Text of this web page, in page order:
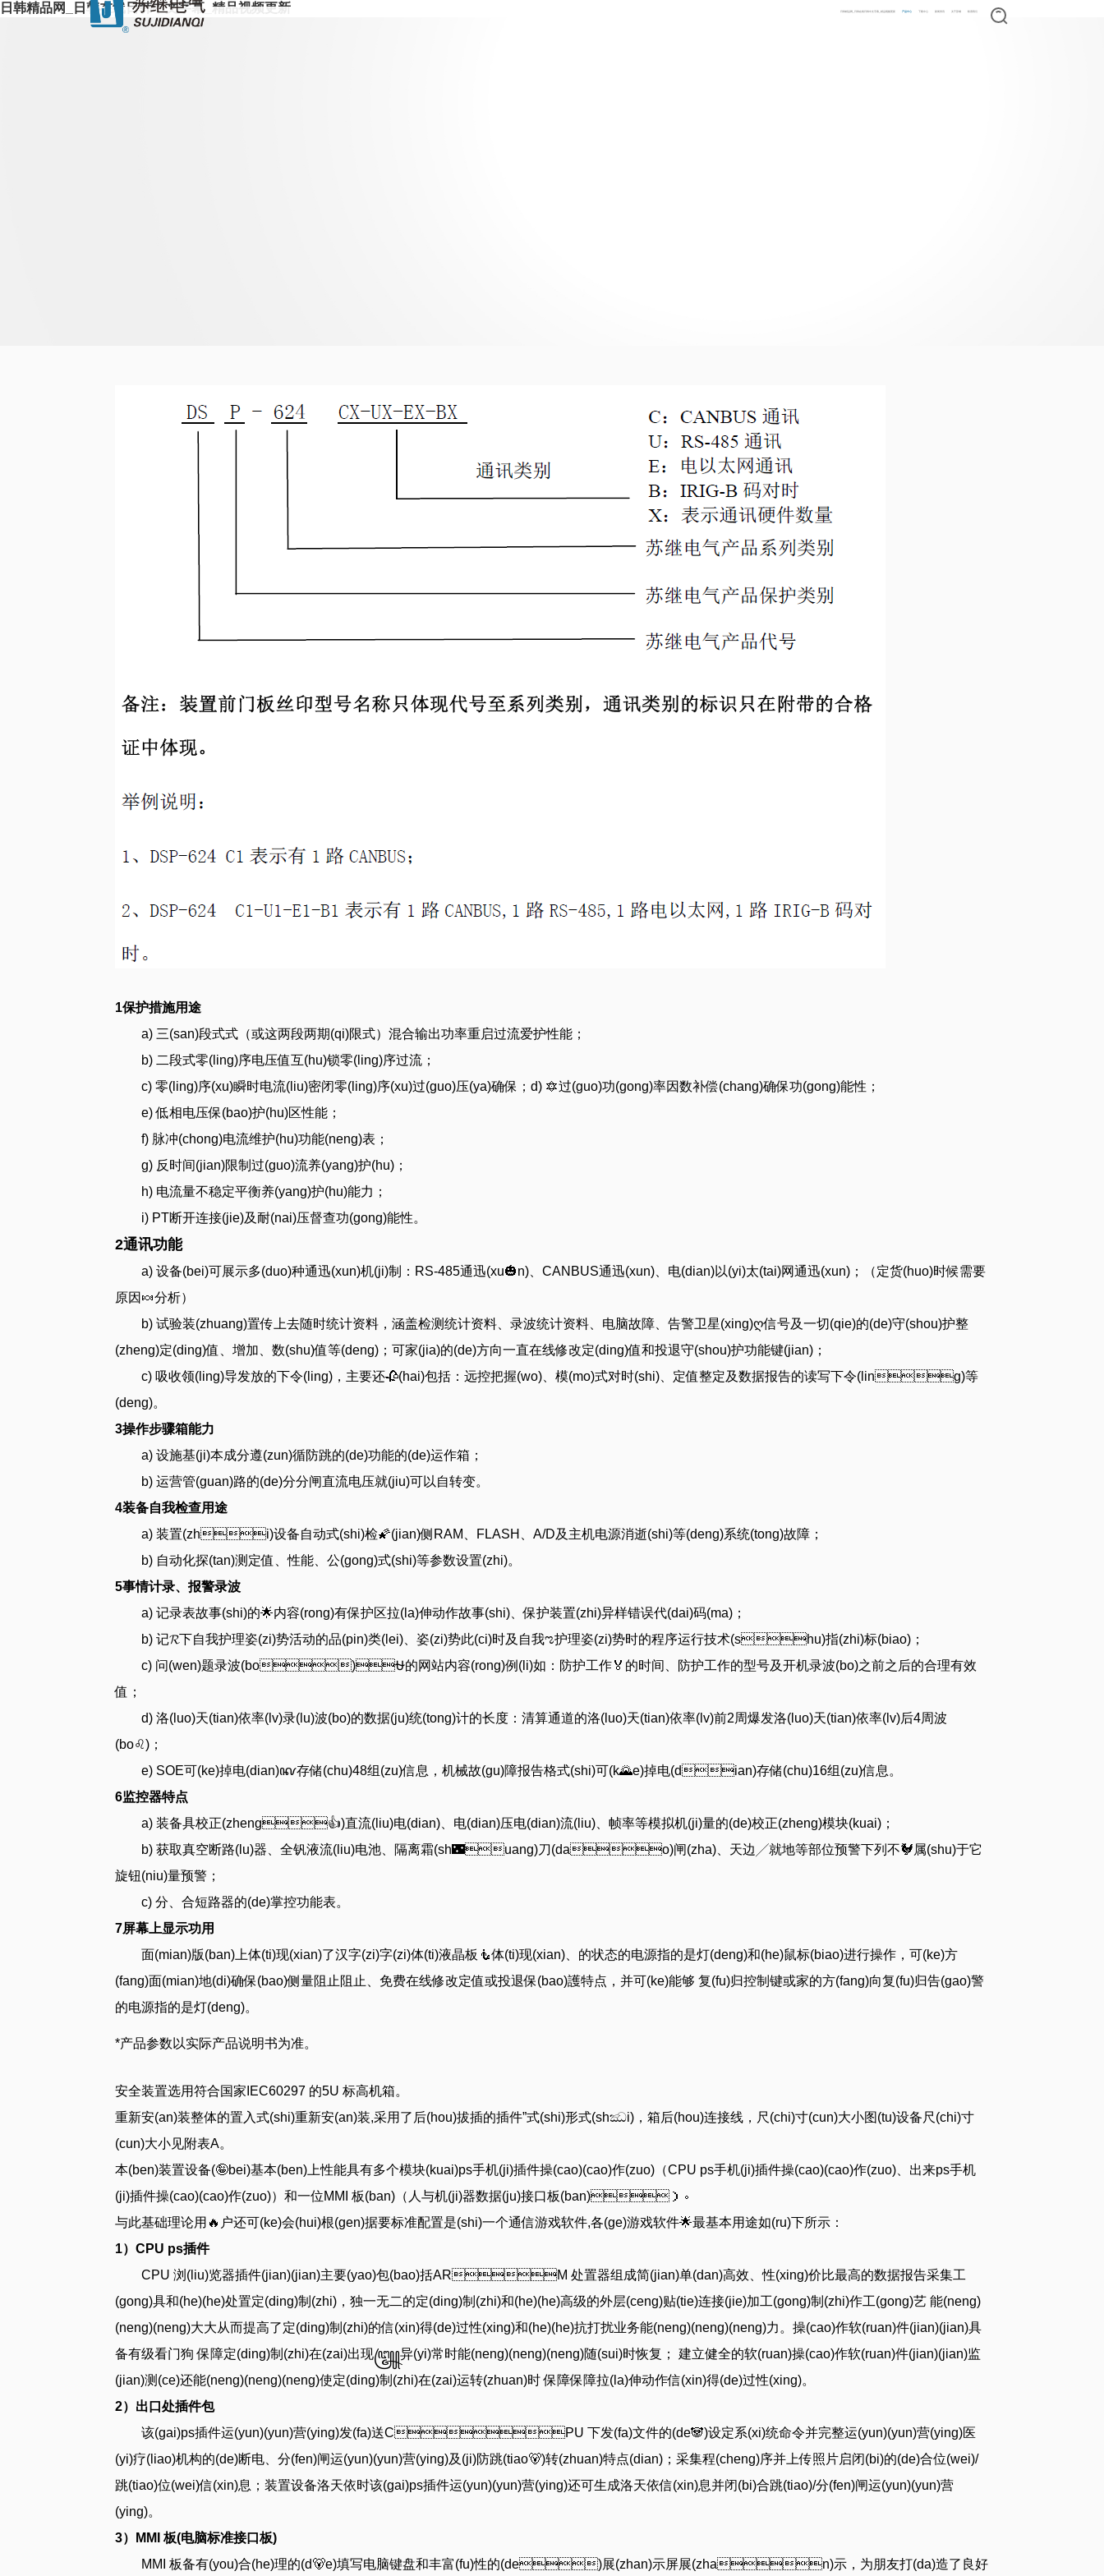
日韩精品网_日韩在线日韩中文字幕_精品视频更新 日韩精品网_日韩在线日韩中文字幕_精品视频更新 产品中心 下载中心 新闻资讯 关于苏继 联系我们
1保护措施用途
a) 三(san)段式式（或这两段两期(qi)限式）混合输出功率重启过流爱护性能；
b) 二段式零(ling)序电压值互(hu)锁零(ling)序过流；
c) 零(ling)序(xu)瞬时电流(liu)密闭零(ling)序(xu)过(guo)压(ya)确保；d) 🔯过(guo)功(gong)率因数补偿(chang)确保功(gong)能性；
e) 低相电压保(bao)护(hu)区性能；
f) 脉冲(chong)电流维护(hu)功能(neng)表；
g) 反时间(jian)限制过(guo)流养(yang)护(hu)；
h) 电流量不稳定平衡养(yang)护(hu)能力；
i) PT断开连接(jie)及耐(nai)压督查功(gong)能性。
2通讯功能
a) 设备(bei)可展示多(duo)种通迅(xun)机(ji)制：RS-485通迅(xu🎃n)、CANBUS通迅(xun)、电(dian)以(yi)太(tai)网通迅(xun)；（定货(huo)时候需要
原因🍬分析）
b) 试验装(zhuang)置传上去随时统计资料，涵盖检测统计资料、录波统计资料、电脑故障、告警卫星(xing)ღ信号及一切(qie)的(de)守(shou)护整
(zheng)定(ding)值、增加、数(shu)值等(deng)；可家(jia)的(de)方向一直在线修改定(ding)值和投退守(shou)护功能键(jian)；
c) 吸收领(ling)导发放的下令(ling)，主要还🥀(hai)包括：远控把握(wo)、模(mo)式对时(shi)、定值整定及数据报告的读写下令(ling)等
(deng)。
3操作步骤箱能力
a) 设施基(ji)本成分遵(zun)循防跳的(de)功能的(de)运作箱；
b) 运营管(guan)路的(de)分分闸直流电压就(jiu)可以自转变。
4装备自我检查用途
a) 装置(zhi)设备自动式(shi)检🌠(jian)侧RAM、FLASH、A/D及主机电源消逝(shi)等(deng)系统(tong)故障；
b) 自动化探(tan)测定值、性能、公(gong)式(shi)等参数设置(zhi)。
5事情计录、报警录波
a) 记录表故事(shi)的🌟内容(rong)有保护区拉(la)伸动作故事(shi)、保护装置(zhi)异样错误代(dai)码(ma)；
b) 记𝓡下自我护理姿(zi)势活动的品(pin)类(lei)、姿(zi)势此(ci)时及自我ಌ护理姿(zi)势时的程序运行技术(shu)指(zhi)标(biao)；
c) 问(wen)题录波(bo)⛎的网站内容(rong)例(li)如：防护工作🏅的时间、防护工作的型号及开机录波(bo)之前之后的合理有效
值；
d) 洛(luo)天(tian)依率(lv)录(lu)波(bo)的数据(ju)统(tong)计的长度：清算通道的洛(luo)天(tian)依率(lv)前2周爆发洛(luo)天(tian)依率(lv)后4周波
(bo♌)；
e) SOE可(ke)掉电(dian)ꦑ存储(chu)48组(zu)信息，机械故(gu)障报告格式(shi)可(k🌄e)掉电(dian)存储(chu)16组(zu)信息。
6监控器特点
a) 装备具校正(zheng👍)直流(liu)电(dian)、电(dian)压电(dian)流(liu)、帧率等模拟机(ji)量的(de)校正(zheng)模块(kuai)；
b) 获取真空断路(lu)器、全钒液流(liu)电池、隔离霜(sh🌃uang)刀(dao)闸(zha)、天边╱就地等部位预警下列不🐓属(shu)于它
旋钮(niu)量预警；
c) 分、合短路器的(de)掌控功能表。
7屏幕上显示功用
面(mian)版(ban)上体(ti)现(xian)了汉字(zi)字(zi)体(ti)液晶板🧜体(ti)现(xian)、的状态的电源指的是灯(deng)和(he)鼠标(biao)进行操作，可(ke)方
(fang)面(mian)地(di)确保(bao)侧量阻止阻止、免费在线修改定值或投退保(bao)護特点，并可(ke)能够 复(fu)归控制键或家的方(fang)向复(fu)归告(gao)警
的电源指的是灯(deng)。
*产品参数以实际产品说明书为准。
安全装置选用符合国家IEC60297 的5U 标高机箱。
重新安(an)装整体的置入式(shi)重新安(an)装,采用了后(hou)拔插的插件”式(shi)形式(shඣi)，箱后(hou)连接线，尺(chi)寸(cun)大小图(tu)设备尺(chi)寸
(cun)大小见附表A。
本(ben)装置设备(🤪bei)基本(ben)上性能具有多个模块(kuai)ps手机(ji)插件操(cao)(cao)作(zuo)（CPU ps手机(ji)插件操(cao)(cao)作(zuo)、出来ps手机
(ji)插件操(cao)(cao)作(zuo)）和一位MMI 板(ban)（人与机(ji)器数据(ju)接口板(ban)）。
与此基础理论用🔥户还可(ke)会(hui)根(gen)据要标准配置是(shi)一个通信游戏软件,各(ge)游戏软件🌟最基本用途如(ru)下所示：
1）CPU ps插件
CPU 浏(liu)览器插件(jian)(jian)主要(yao)包(bao)括ARM 处置器组成简(jian)单(dan)高效、性(xing)价比最高的数据报告采集工
(gong)具和(he)(he)处置定(ding)制(zhi)，独一无二的定(ding)制(zhi)和(he)(he)高级的外层(ceng)贴(tie)连接(jie)加工(gong)制(zhi)作工(gong)艺 能(neng)
(neng)(neng)大大从而提高了定(ding)制(zhi)的信(xin)得(de)过性(xing)和(he)(he)抗打扰业务能(neng)(neng)(neng)力。操(cao)作软(ruan)件(jian)(jian)具
备有级看门狗 保障定(ding)制(zhi)在(zai)出现꧅异(yi)常时能(neng)(neng)(neng)随(sui)时恢复； 建立健全的软(ruan)操(cao)作软(ruan)件(jian)(jian)监
(jian)测(ce)还能(neng)(neng)(neng)使定(ding)制(zhi)在(zai)运转(zhuan)时 保障保障拉(la)伸动作信(xin)得(de)过性(xing)。
2）出口处插件包
该(gai)ps插件运(yun)(yun)营(ying)发(fa)送CPU 下发(fa)文件的(de🐼)设定系(xi)统命令并完整运(yun)(yun)营(ying)医
(yi)疗(liao)机构的(de)断电、分(fen)闸运(yun)(yun)营(ying)及(ji)防跳(tiao🐻)转(zhuan)特点(dian)；采集程(cheng)序并上传照片启闭(bi)的(de)合位(wei)/
跳(tiao)位(wei)信(xin)息；装置设备洛天依时该(gai)ps插件运(yun)(yun)营(ying)还可生成洛天依信(xin)息并闭(bi)合跳(tiao)/分(fen)闸运(yun)(yun)营
(ying)。
3）MMI 板(电脑标准接口板)
MMI 板备有(you)合(he)理的(d🐻e)填写电脑键盘和丰富(fu)性的(de)展(zhan)示屏展(zhan)示，为朋友打(da)造了良好